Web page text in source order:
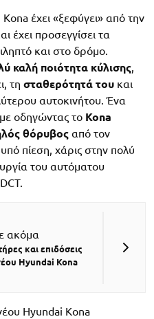
έχει «ξεφύγει» από την
έχει προσεγγίσει τα
και στο δρόμο.
καλή ποιότητα κύλισης,
τη σταθερότητά του και
αυτοκινήτου. Ένα
οδηγώντας το Kona
θόρυβος από τον
πίεση, χάρις στην πολύ
του αυτόματου
ακόμα
και επιδόσεις
Hyundai Kona
Hyundai Kona